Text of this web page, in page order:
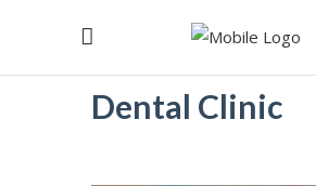
Dental Clinic